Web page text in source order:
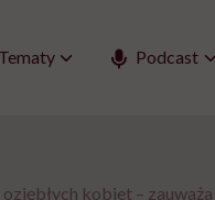
Tematy Podcast
oziębłych kobiet –